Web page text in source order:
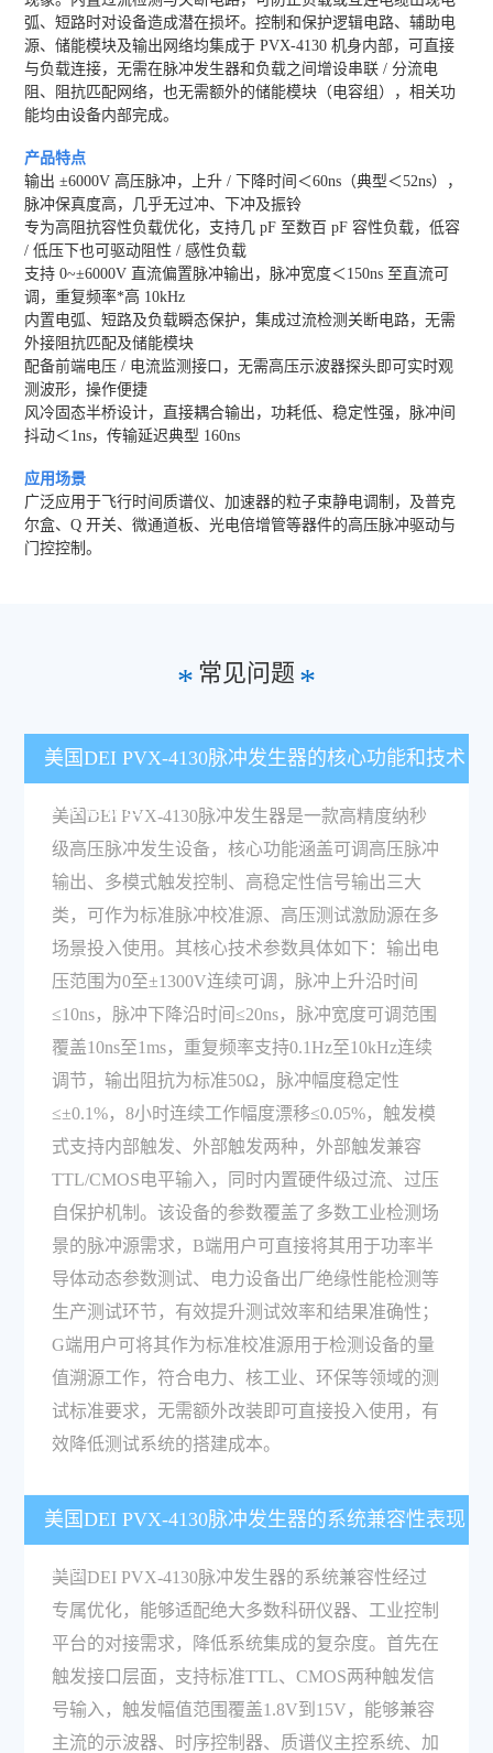
弧、短路时对设备造成潜在损坏。控制和保护逻辑电路、辅助电
源、储能模块及输出网络均集成于 PVX-4130 机身内部，可直接
与负载连接，无需在脉冲发生器和负载之间增设串联 / 分流电
阻、阻抗匹配网络，也无需额外的储能模块（电容组），相关功
能均由设备内部完成。
产品特点
输出 ±6000V 高压脉冲，上升 / 下降时间＜60ns（典型＜52ns），
脉冲保真度高，几乎无过冲、下冲及振铃
专为高阻抗容性负载优化，支持几 pF 至数百 pF 容性负载，低容
/ 低压下也可驱动阻性 / 感性负载
支持 0~±6000V 直流偏置脉冲输出，脉冲宽度＜150ns 至直流可
调，重复频率*高 10kHz
内置电弧、短路及负载瞬态保护，集成过流检测关断电路，无需
外接阻抗匹配及储能模块
配备前端电压 / 电流监测接口，无需高压示波器探头即可实时观
测波形，操作便捷
风冷固态半桥设计，直接耦合输出，功耗低、稳定性强，脉冲间
抖动＜1ns，传输延迟典型 160ns
应用场景
广泛应用于飞行时间质谱仪、加速器的粒子束静电调制，及普克
尔盒、Q 开关、微通道板、光电倍增管等器件的高压脉冲驱动与
门控控制。
* 常见问题 *
美国DEI PVX-4130脉冲发生器的核心功能和技术
参数有哪些？
美国DEI PVX-4130脉冲发生器是一款高精度纳秒
级高压脉冲发生设备，核心功能涵盖可调高压脉冲
输出、多模式触发控制、高稳定性信号输出三大
类，可作为标准脉冲校准源、高压测试激励源在多
场景投入使用。其核心技术参数具体如下：输出电
压范围为0至±1300V连续可调，脉冲上升沿时间
≤10ns，脉冲下降沿时间≤20ns，脉冲宽度可调范围
覆盖10ns至1ms，重复频率支持0.1Hz至10kHz连续
调节，输出阻抗为标准50Ω，脉冲幅度稳定性
≤±0.1%，8小时连续工作幅度漂移≤0.05%，触发模
式支持内部触发、外部触发两种，外部触发兼容
TTL/CMOS电平输入，同时内置硬件级过流、过压
自保护机制。该设备的参数覆盖了多数工业检测场
景的脉冲源需求，B端用户可直接将其用于功率半
导体动态参数测试、电力设备出厂绝缘性能检测等
生产测试环节，有效提升测试效率和结果准确性；
G端用户可将其作为标准校准源用于检测设备的量
值溯源工作，符合电力、核工业、环保等领域的测
试标准要求，无需额外改装即可直接投入使用，有
效降低测试系统的搭建成本。
美国DEI PVX-4130脉冲发生器的系统兼容性表现
如何？
美国DEI PVX-4130脉冲发生器的系统兼容性经过
专属优化，能够适配绝大多数科研仪器、工业控制
平台的对接需求，降低系统集成的复杂度。首先在
触发接口层面，支持标准TTL、CMOS两种触发信
号输入，触发幅值范围覆盖1.8V到15V，能够兼容
主流的示波器、时序控制器、质谱仪主控系统、加